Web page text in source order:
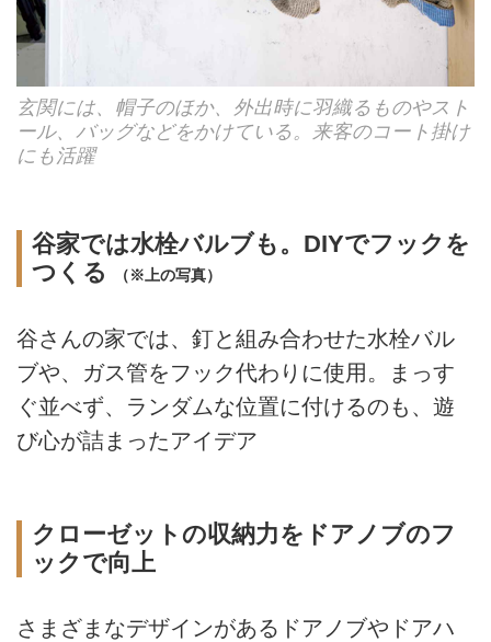
玄関には、帽子のほか、外出時に羽織るものやスト
ール、バッグなどをかけている。来客のコート掛け
にも活躍
谷家では水栓バルブも。DIYでフックを
つくる
（※上の写真）
谷さんの家では、釘と組み合わせた水栓バル
ブや、ガス管をフック代わりに使用。まっす
ぐ並べず、ランダムな位置に付けるのも、遊
び心が詰まったアイデア
クローゼットの収納力をドアノブのフ
ックで向上
さまざまなデザインがあるドアノブやドアハ